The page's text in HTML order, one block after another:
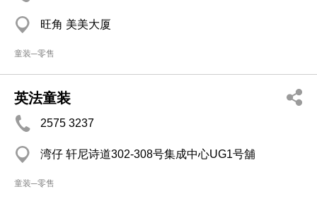
旺角 美美大厦
童装─零售
英法童装
2575 3237
湾仔 轩尼诗道302-308号集成中心UG1号舖
童装─零售